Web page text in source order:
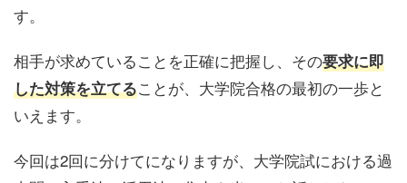
す。
相手が求めていることを正確に把握し、その要求に即
した対策を立てることが、大学院合格の最初の一歩と
いえます。
今回は2回に分けてになりますが、大学院試における過